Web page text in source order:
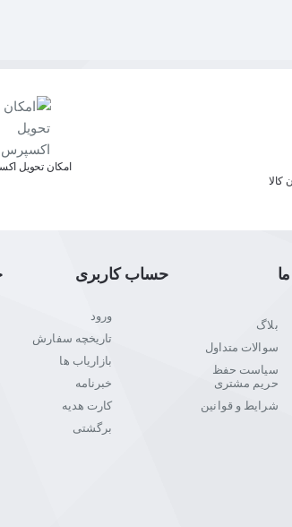
ﮐﺎﻟﺎ
اﻣﮑﺎن ﺗﺤﻮﯾﻞ
بلاگ
سوالات متداول
سیاست حفظ
حریم مشتری
شرایط و قوانین
حساب کاربری
ورود
تاریخچه سفارش
بازاریاب ها
خبرنامه
کارت هدیه
برگشتی